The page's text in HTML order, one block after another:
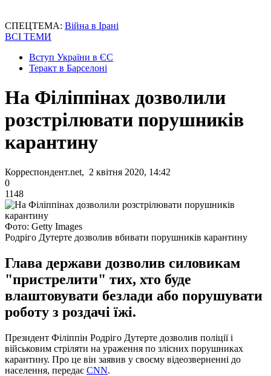
СПЕЦТЕМА: Війна в Ірані
ВСІ ТЕМИ
Вступ України в ЄС
Теракт в Барселоні
На Філіппінах дозволили
розстрілювати порушників
карантину
Корреспондент.net, 2 квітня 2020, 14:42
0
1148
Фото: Getty Images
Родріго Дутерте дозволив вбивати порушників карантину
Глава держави дозволив силовикам
"пристрелити" тих, хто буде
влаштовувати безлади або порушувати
роботу з роздачі їжі.
Президент Філіппін Родріго Дутерте дозволив поліції і
військовим стріляти на ураження по злісних порушниках
карантину. Про це він заявив у своєму відеозверненні до
населення, передає CNN.